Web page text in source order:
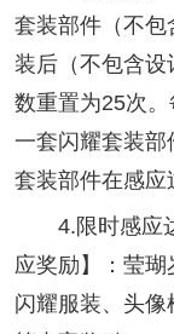
套装部件（不包
装后（不包含
数重置为25次
一套闪耀套装部
套装部件在感应
4.限时感应达
应奖励】：莹瑚
闪耀服装、头像